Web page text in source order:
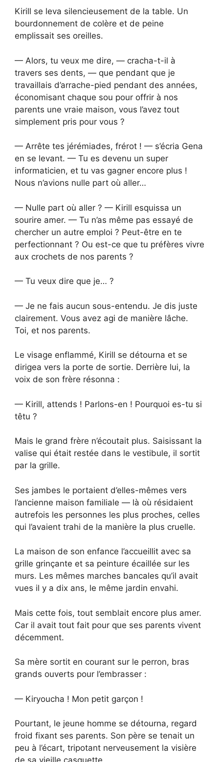
Kirill se leva silencieusement de la table. Un
bourdonnement de colère et de peine
emplissait ses oreilles.
— Alors, tu veux me dire, — cracha-t-il à
travers ses dents, — que pendant que je
travaillais d’arrache-pied pendant des années,
économisant chaque sou pour offrir à nos
parents une vraie maison, vous l’avez tout
simplement pris pour vous ?
— Arrête tes jérémiades, frérot ! — s’écria Gena
en se levant. — Tu es devenu un super
informaticien, et tu vas gagner encore plus !
Nous n’avions nulle part où aller…
— Nulle part où aller ? — Kirill esquissa un
sourire amer. — Tu n’as même pas essayé de
chercher un autre emploi ? Peut-être en te
perfectionnant ? Ou est-ce que tu préfères vivre
aux crochets de nos parents ?
— Tu veux dire que je… ?
— Je ne fais aucun sous-entendu. Je dis juste
clairement. Vous avez agi de manière lâche.
Toi, et nos parents.
Le visage enflammé, Kirill se détourna et se
dirigea vers la porte de sortie. Derrière lui, la
voix de son frère résonna :
— Kirill, attends ! Parlons-en ! Pourquoi es-tu si
têtu ?
Mais le grand frère n’écoutait plus. Saisissant la
valise qui était restée dans le vestibule, il sortit
par la grille.
Ses jambes le portaient d’elles-mêmes vers
l’ancienne maison familiale — là où résidaient
autrefois les personnes les plus proches, celles
qui l’avaient trahi de la manière la plus cruelle.
La maison de son enfance l’accueillit avec sa
grille grinçante et sa peinture écaillée sur les
murs. Les mêmes marches bancales qu’il avait
vues il y a dix ans, le même jardin envahi.
Mais cette fois, tout semblait encore plus amer.
Car il avait tout fait pour que ses parents vivent
décemment.
Sa mère sortit en courant sur le perron, bras
grands ouverts pour l’embrasser :
— Kiryoucha ! Mon petit garçon !
Pourtant, le jeune homme se détourna, regard
froid fixant ses parents. Son père se tenait un
peu à l’écart, tripotant nerveusement la visière